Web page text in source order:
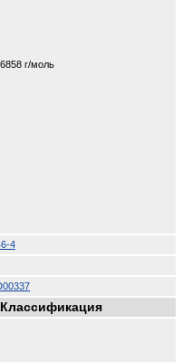
г/моль
4
Классификация